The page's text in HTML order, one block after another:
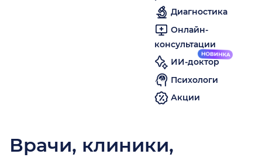
Диагностика
Онлайн-
консультации
ИИ-доктор
Психологи
Акции
Врачи, клиники,